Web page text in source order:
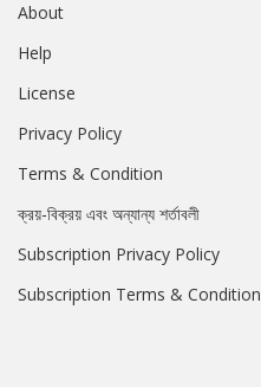
About
Help
License
Privacy Policy
Terms & Condition
ক্রয়-বিক্রয় এবং অন্যান্য শর্তাবলী
Subscription Privacy Policy
Subscription Terms & Condition